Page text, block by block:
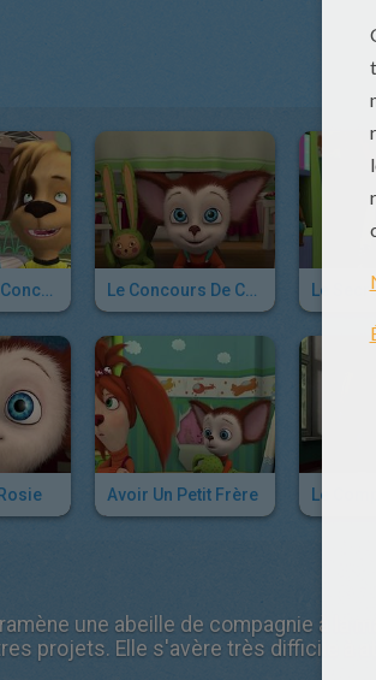
Le
Avoir Un Petit Frère
une abeille de compagnie à la
projets. Elle s'avère très difficile à